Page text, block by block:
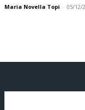
Maria Novella Topi - 05/12/